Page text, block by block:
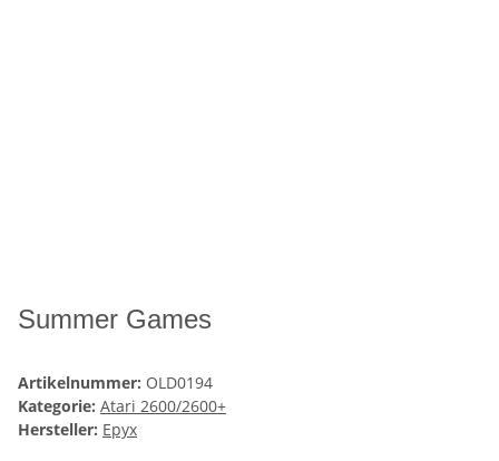
Summer Games
Artikelnummer: OLD0194
Kategorie: Atari 2600/2600+
Hersteller: Epyx